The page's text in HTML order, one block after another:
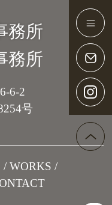
務所
務所
6-2
号
WORKS